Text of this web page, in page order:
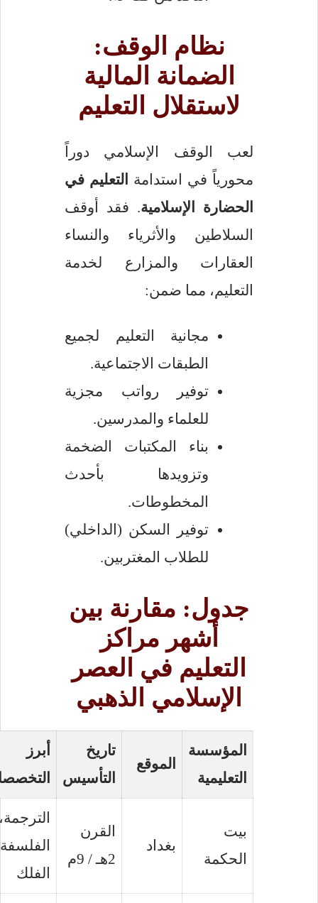
نظام الوقف:
الضمانة المالية
لاستقلال التعليم
لعب الوقف الإسلامي دوراً
محورياً في استدامة التعليم في
الحضارة الإسلامية. فقد أوقف
السلاطين والأثرياء والنساء
العقارات والمزارع لخدمة
التعليم، مما ضمن:
مجانية التعليم لجميع
الطبقات الاجتماعية.
توفير رواتب مجزية
للعلماء والمدرسين.
بناء المكتبات الضخمة
وتزويدها بأحدث
المخطوطات.
توفير السكن (الداخلي)
للطلاب المغتربين.
جدول: مقارنة بين
أشهر مراكز
التعليم في العصر
الإسلامي الذهبي
المؤسسة
التعليمية
الموقع
تاريخ
التأسيس
التخصصات
الحكمة
بغداد
القرن
الترجمة،
الفلسفة،
الفلك